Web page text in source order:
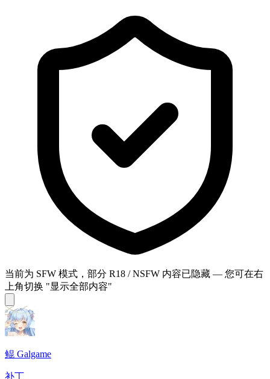
当前为 SFW 模式，部分 R18 / NSFW 内容已隐藏 — 您可在右
上角切换 "显示全部内容"
鲲 Galgame
补丁